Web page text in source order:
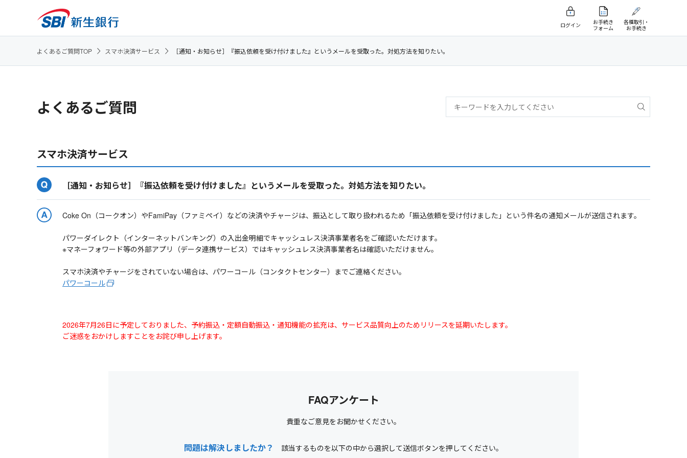
ログイン
お手続き
フォーム
各種取引・
お手続き
よくあるご質問TOP スマホ決済サービス ［通知・お知らせ］『振込依頼を受け付けました』というメールを受取った。対処方法を知りたい。
よくあるご質問
スマホ決済サービス
［通知・お知らせ］『振込依頼を受け付けました』というメールを受取った。対処方法を知りたい。
Coke On（コークオン）やFamiPay（ファミペイ）などの決済やチャージは、振込として取り扱われるため「振込依頼を受け付けました」という件名の通知メールが送信されます。
パワーダイレクト（インターネットバンキング）の入出金明細でキャッシュレス決済事業者名をご確認いただけます。
※マネーフォワード等の外部アプリ（データ連携サービス）ではキャッシュレス決済事業者名は確認いただけません。
スマホ決済やチャージをされていない場合は、パワーコール（コンタクトセンター）までご連絡ください。
パワーコール
2026年7月26日に予定しておりました、予約振込・定額自動振込・通知機能の拡充は、サービス品質向上のためリリースを延期いたします。
ご迷惑をおかけしますことをお詫び申し上げます。
FAQアンケート
貴重なご意見をお聞かせください。
問題は解決しましたか？ 該当するものを以下の中から選択して送信ボタンを押してください。